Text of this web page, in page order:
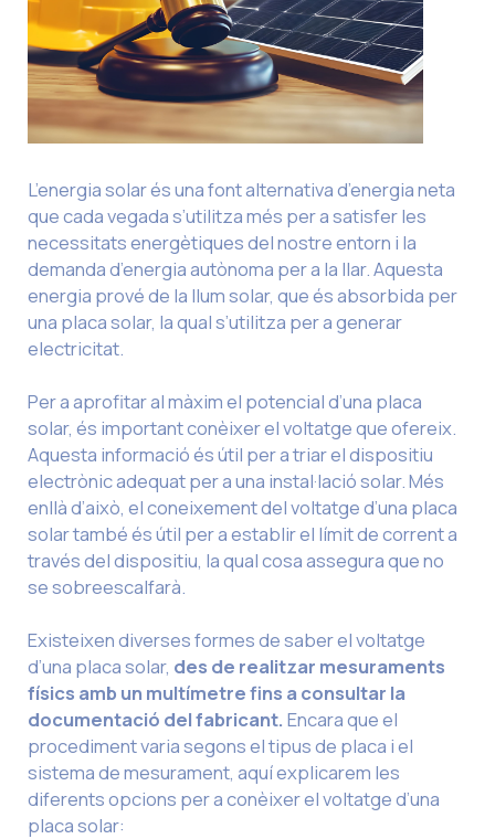
L’energia solar és una font alternativa d’energia neta
que cada vegada s’utilitza més per a satisfer les
necessitats energètiques del nostre entorn i la
demanda d’energia autònoma per a la llar. Aquesta
energia prové de la llum solar, que és absorbida per
una placa solar, la qual s’utilitza per a generar
electricitat.
Per a aprofitar al màxim el potencial d’una placa
solar, és important conèixer el voltatge que ofereix.
Aquesta informació és útil per a triar el dispositiu
electrònic adequat per a una instal·lació solar. Més
enllà d’això, el coneixement del voltatge d’una placa
solar també és útil per a establir el límit de corrent a
través del dispositiu, la qual cosa assegura que no
se sobreescalfarà.
Existeixen diverses formes de saber el voltatge
d’una placa solar, des de realitzar mesuraments
físics amb un multímetre fins a consultar la
documentació del fabricant. Encara que el
procediment varia segons el tipus de placa i el
sistema de mesurament, aquí explicarem les
diferents opcions per a conèixer el voltatge d’una
placa solar: